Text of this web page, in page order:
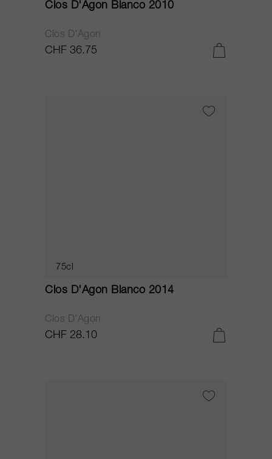
Clos D'Agon Blanco 2010
Clos D'Agon
CHF 36.75
75cl
Clos D'Agon Blanco 2014
Clos D'Agon
CHF 28.10